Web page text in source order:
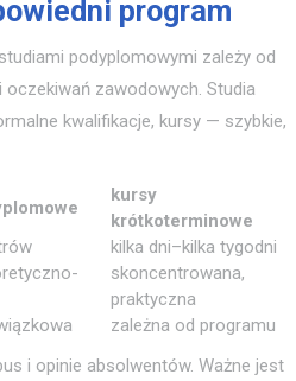
program
podyplomowymi zależy od
zawodowych. Studia
kwalifikacje, kursy — szybkie,
kursy
krótkoterminowe
kilka dni–kilka tygodni
skoncentrowana,
praktyczna
zależna od programu
i opinie absolwentów. Ważne jest